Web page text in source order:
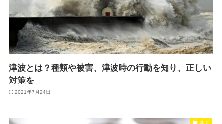
津波とは？種類や被害、津波時の行動を知り、正しい
対策を
2021年7月24日
学ぶ